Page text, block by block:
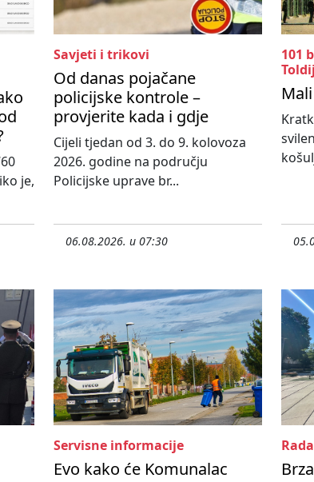
je,
Savjeti i trikovi
Od danas pojačane
policijske kontrole –
provjerite kada i gdje
Cijeli tjedan od 3. do 9. kolovoza
2026. godine na području
Policijske uprave br...
06.08.2026. u 07:30
101
Servisne informacije
Evo kako će Komunalac